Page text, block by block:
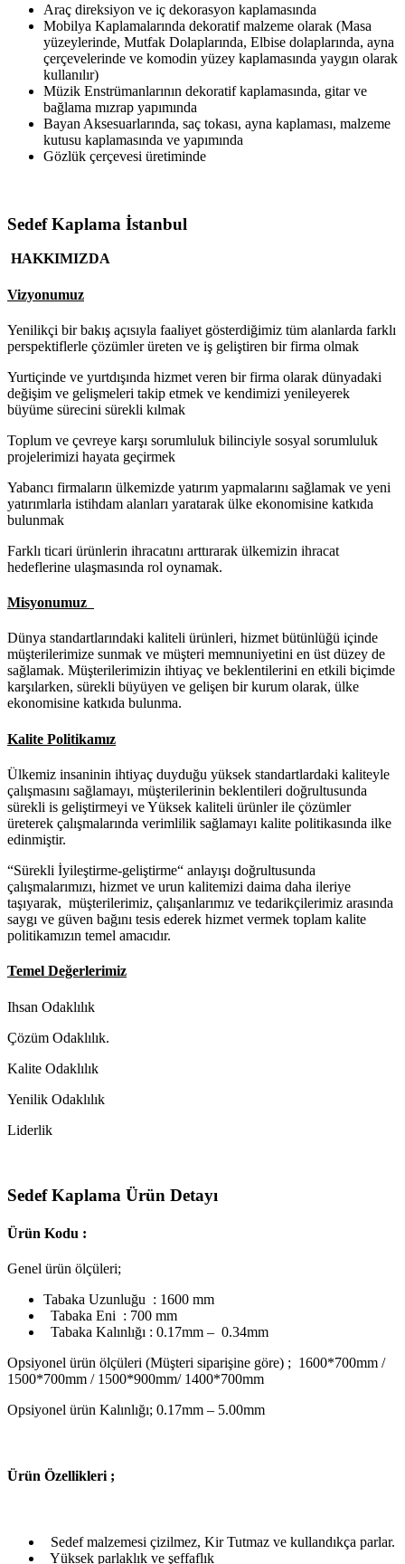
Araç direksiyon ve iç dekorasyon kaplamasında
Mobilya Kaplamalarında dekoratif malzeme olarak (Masa
yüzeylerinde, Mutfak Dolaplarında, Elbise dolaplarında, ayna
çerçevelerinde ve komodin yüzey kaplamasında yaygın olarak
kullanılır)
Müzik Enstrümanlarının dekoratif kaplamasında, gitar ve
bağlama mızrap yapımında
Bayan Aksesuarlarında, saç tokası, ayna kaplaması, malzeme
kutusu kaplamasında ve yapımında
Gözlük çerçevesi üretiminde
Sedef Kaplama İstanbul
HAKKIMIZDA
Vizyonumuz
Yenilikçi bir bakış açısıyla faaliyet gösterdiğimiz tüm alanlarda farklı
perspektiflerle çözümler üreten ve iş geliştiren bir firma olmak
Yurtiçinde ve yurtdışında hizmet veren bir firma olarak dünyadaki
değişim ve gelişmeleri takip etmek ve kendimizi yenileyerek
büyüme sürecini sürekli kılmak
Toplum ve çevreye karşı sorumluluk bilinciyle sosyal sorumluluk
projelerimizi hayata geçirmek
Yabancı firmaların ülkemizde yatırım yapmalarını sağlamak ve yeni
yatırımlarla istihdam alanları yaratarak ülke ekonomisine katkıda
bulunmak
Farklı ticari ürünlerin ihracatını arttırarak ülkemizin ihracat
hedeflerine ulaşmasında rol oynamak.
Misyonumuz
Dünya standartlarındaki kaliteli ürünleri, hizmet bütünlüğü içinde
müşterilerimize sunmak ve müşteri memnuniyetini en üst düzey de
sağlamak. Müşterilerimizin ihtiyaç ve beklentilerini en etkili biçimde
karşılarken, sürekli büyüyen ve gelişen bir kurum olarak, ülke
ekonomisine katkıda bulunma.
Kalite Politikamız
Ülkemiz insaninin ihtiyaç duyduğu yüksek standartlardaki kaliteyle
çalışmasını sağlamayı, müşterilerinin beklentileri doğrultusunda
sürekli is geliştirmeyi ve Yüksek kaliteli ürünler ile çözümler
üreterek çalışmalarında verimlilik sağlamayı kalite politikasında ilke
edinmiştir.
“Sürekli İyileştirme-geliştirme“ anlayışı doğrultusunda
çalışmalarımızı, hizmet ve urun kalitemizi daima daha ileriye
taşıyarak, müşterilerimiz, çalışanlarımız ve tedarikçilerimiz arasında
saygı ve güven bağını tesis ederek hizmet vermek toplam kalite
politikamızın temel amacıdır.
Temel Değerlerimiz
Ihsan Odaklılık
Çözüm Odaklılık.
Kalite Odaklılık
Yenilik Odaklılık
Liderlik
Sedef Kaplama Ürün Detayı
Ürün Kodu :
Genel ürün ölçüleri;
Tabaka Uzunluğu : 1600 mm
Tabaka Eni : 700 mm
Tabaka Kalınlığı : 0.17mm – 0.34mm
Opsiyonel ürün ölçüleri (Müşteri siparişine göre) ; 1600*700mm /
1500*700mm / 1500*900mm/ 1400*700mm
Opsiyonel ürün Kalınlığı; 0.17mm – 5.00mm
Ürün Özellikleri ;
Sedef malzemesi çizilmez, Kir Tutmaz ve kullandıkça parlar.
Yüksek parlaklık ve şeffaflık